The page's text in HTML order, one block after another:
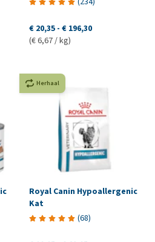
€ 20,35 - € 196,30
(€ 6,67 / kg)
Herhaal
Royal Canin Hypoallergenic
Kat
(68)